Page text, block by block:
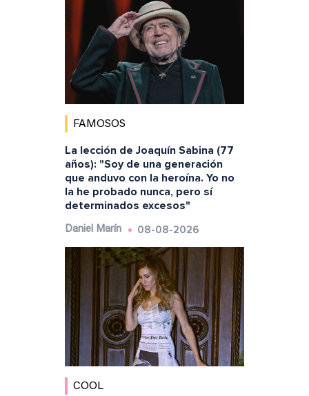
FAMOSOS
La lección de Joaquín Sabina (77
años): "Soy de una generación
que anduvo con la heroína. Yo no
la he probado nunca, pero sí
determinados excesos"
Daniel Marín 08-08-2026
COOL